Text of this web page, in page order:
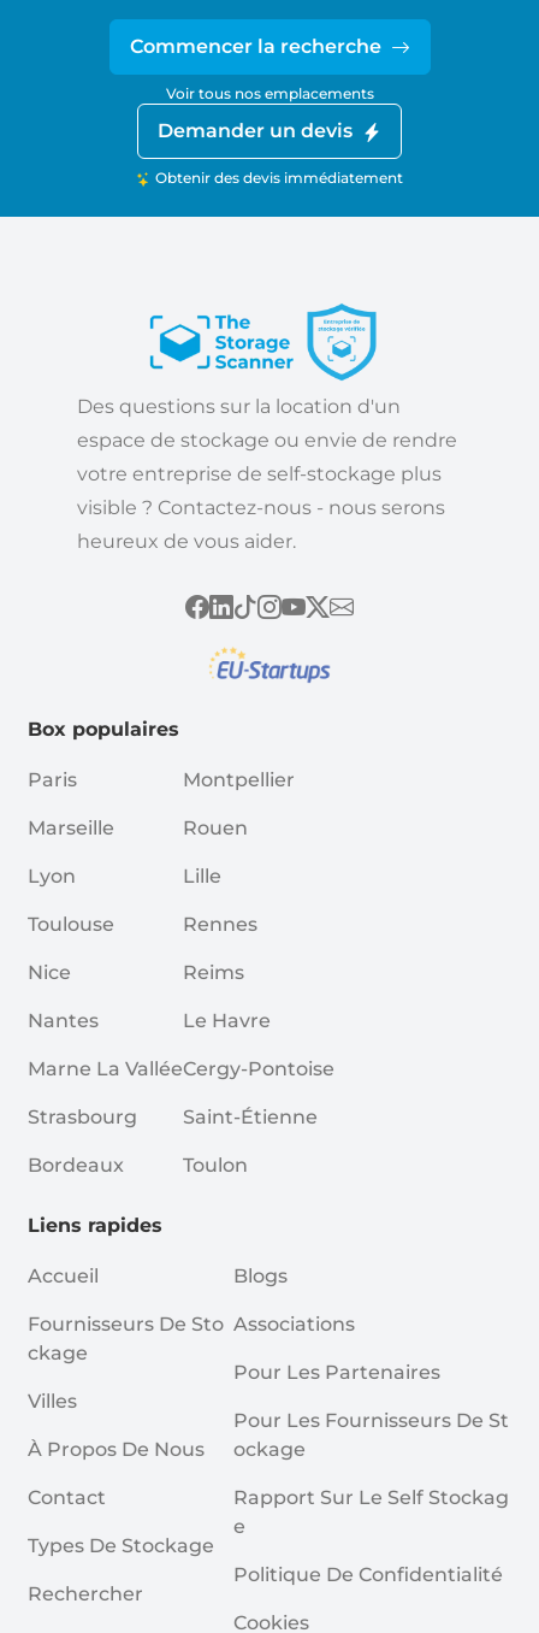
Commencer la recherche
Voir tous nos emplacements
Demander un devis
Obtenir des devis immédiatement
Des questions sur la location d'un
espace de stockage ou envie de rendre
votre entreprise de self-stockage plus
visible ? Contactez-nous - nous serons
heureux de vous aider.
Box populaires
Paris
Marseille
Lyon
Toulouse
Nice
Nantes
Marne La Vallée
Strasbourg
Bordeaux
Montpellier
Rouen
Lille
Rennes
Reims
Le Havre
Cergy-Pontoise
Saint-Étienne
Toulon
Liens rapides
Accueil
Fournisseurs De Sto
Ckage
Villes
À Propos De Nous
Contact
Types De Stockage
Rechercher
Blogs
Associations
Pour Les Partenaires
Pour Les Fournisseurs De St
Ockage
Rapport Sur Le Self Stockag
E
Politique De Confidentialité
Cookies